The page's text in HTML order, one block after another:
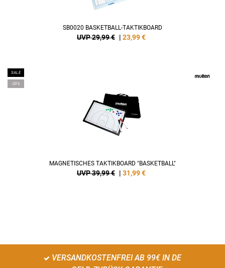
SB0020 BASKETBALL-TAKTIKBOARD
UVP 29,99 € | 23,99€
SALE
-20%
MAGNETISCHES TAKTIKBOARD "BASKETBALL"
UVP 39,99 € | 31,99€
VERSANDKOSTENFREI AB 99€ IN DE